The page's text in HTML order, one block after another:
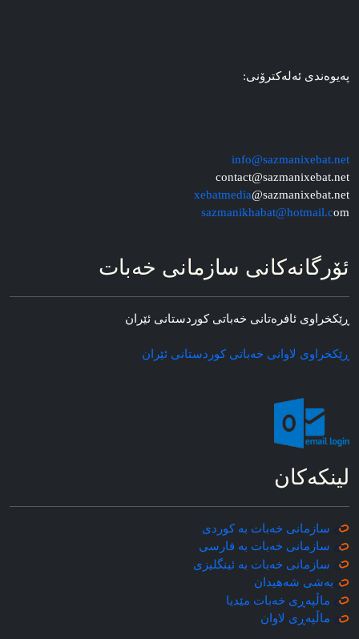
په‌یوه‌ندی ئه‌له‌کترۆنی:
info@sazmanixebat.net
contact@sazmanixebat.net
xebatmedia@sazmanixebat.net
sazmanikhabat@hotmail.com
ئۆرگانه‌کانی سازمانی خه‌بات
ڕێکخراوی ئافره‌تانی خه‌باتی کوردستانی ئێران
ڕێکخراوی لاوانی خه‌باتی کوردستانی ئێران
لینکه‌کان
سازمانی خه‌بات به کوردی
سازمانی خه‌بات به فارسی
سازمانی خه‌بات به ئینگلیزی
به‌شی شه‌هیدان
ماڵپه‌ڕی خه‌بات مێدیا
ماڵپه‌ڕی لاوان